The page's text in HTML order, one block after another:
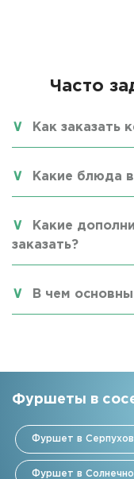
Часто
Как заказать
Какие блюда
Какие
заказать?
В чем
Фуршеты в
Фуршет в
Фуршет в